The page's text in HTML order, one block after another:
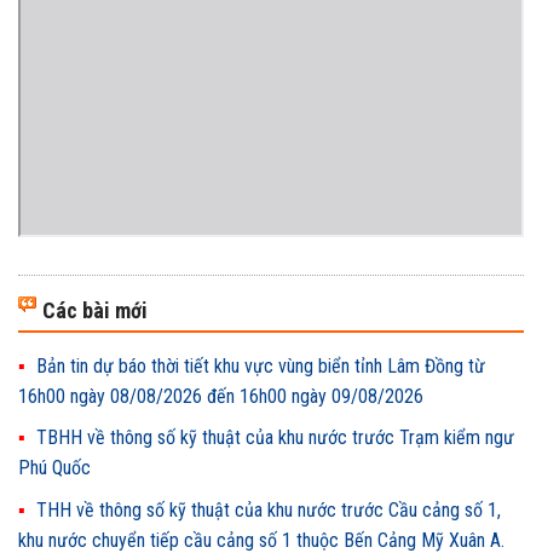
Các bài mới
Bản tin dự báo thời tiết khu vực vùng biển tỉnh Lâm Đồng từ
16h00 ngày 08/08/2026 đến 16h00 ngày 09/08/2026
TBHH về thông số kỹ thuật của khu nước trước Trạm kiểm ngư
Phú Quốc
THH về thông số kỹ thuật của khu nước trước Cầu cảng số 1,
khu nước chuyển tiếp cầu cảng số 1 thuộc Bến Cảng Mỹ Xuân A.